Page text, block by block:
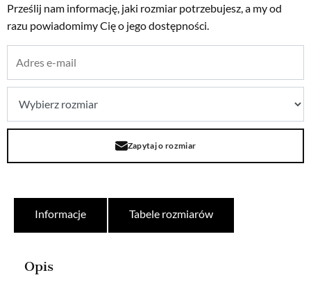
Prześlij nam informację, jaki rozmiar potrzebujesz, a my od
razu powiadomimy Cię o jego dostępności.
Zapytaj o rozmiar
Informacje Tabele rozmiarów
Opis